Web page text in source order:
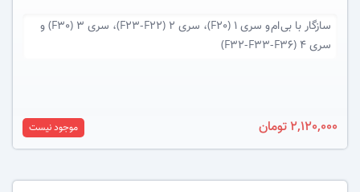
سازگار با
بی ام و سری 1 (F20)، سری 2 (F23-F22)، سری 3 (F30) و
سری 4 (F32-F33-F36)
2,120,000 تومان موجود نیست